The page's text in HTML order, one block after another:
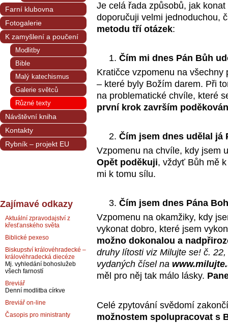
Je celá řada způsobů, jak
doporučuji velmi jednoduchou,
metodu tří otázek:
Čím mi dnes Pán Bůh
Kratičce vzpomenu na
– které byly Božím darem. Při
na problematické chvíle, které
první krok završím
Čím jsem dnes udělal já
Vzpomenu na chvíle, kdy jsem
Opět poděkuji, vždyť Bůh mě
mi k tomu sílu.
Čím jsem dnes Pána
Vzpomenu na okamžiky, kdy
vykonat dobro, které jsem
možno dokonalou a
druhy lítosti viz Milujte se! č.
vydaných čísel na
měl pro něj tak málo lásky.
Celé zpytování svědomí
možnostem spolupracovat s
Farní klubovna
Fotogalerie
K zamyšlení a poučení
Modlitby
Bible
Malý katechismus
Galerie světců
Různé texty
Návštěvní kniha
Kontakty
Rybník – projekt EU
Zajímavé odkazy
Aktuální zpravodajství z
křesťanského světa
Biblické pexeso
Biskupství královéhradecké –
královéhradecká diecéze
Mj. vyhledání bohoslužeb
všech farností
Breviář
Denní modlitba církve
Breviář on-line
Časopis pro ministranty